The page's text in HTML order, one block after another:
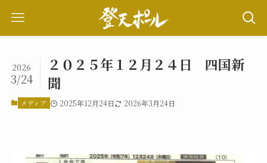
２０２５年１２月２４日 四国新
聞
2026
3/24
メディア 2025年12月24日 2026年3月24日